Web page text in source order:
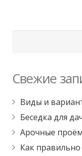
Свежие
Виды и
Беседка для
Арочные
Как